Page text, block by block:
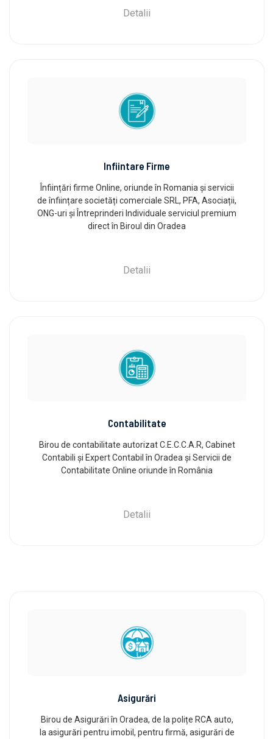
Detalii
Infiintare Firme
Înființări firme Online, oriunde în Romania și servicii
de înființare societăți comerciale SRL, PFA, Asociații,
ONG-uri și Întreprinderi Individuale serviciul premium
direct în Biroul din Oradea
Detalii
Contabilitate
Birou de contabilitate autorizat C.E.C.C.A.R, Cabinet
Contabili și Expert Contabil în Oradea și Servicii de
Contabilitate Online oriunde în România
Detalii
Asigurări
Birou de Asigurări în Oradea, de la polițe RCA auto,
la asigurări pentru imobil, pentru firmă, asigurări de